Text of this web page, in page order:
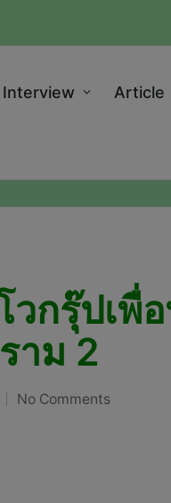
Interview Article
วกรุ๊ปเพื่
าม 2
No Comments